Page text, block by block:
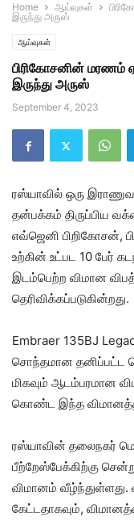
Home ஆய்வுகள்
இருந்து அருஸ்
ஆய்வுகள்
பிரிகோசனின் மரணம்
இருந்து அருஸ்
September 4, 2023
ரஸ்யாவில் ஒரு
தன்பக்கம் திருப்பிய
எவ்ஜெனி பிறிகோசன்,
உற்கின் உட்பட 10 பேர்
இடம்பெற்ற விமான
தெரிவிக்கப்படுகின்றது.
Embraer 135BJ
சொந்தமான தனிப்பட்ட
மிகவும் ஆடம்பரமான
கொண்ட இந்த
ரஸ்யாவின் தலைநகர்
பீற்றேஸ்பேக்கிற்கு
விமானம் வீழ்ந்துள்ளது.
கேட்டதாகவும்,